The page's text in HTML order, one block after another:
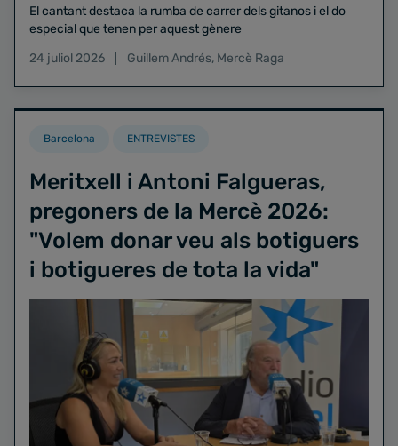
El cantant destaca la rumba de carrer dels gitanos i el do
especial que tenen per aquest gènere
24 juliol 2026
Guillem Andrés, Mercè Raga
Barcelona ENTREVISTES
Meritxell i Antoni Falgueras,
pregoners de la Mercè 2026:
"Volem donar veu als botiguers
i botigueres de tota la vida"